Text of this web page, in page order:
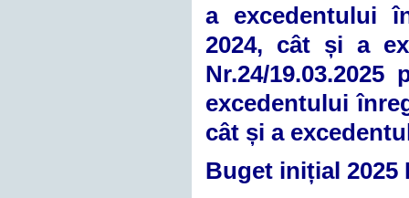
a excedentului
2024, cât și a
Nr.24/
excedentului
cât și a
Buget inițial